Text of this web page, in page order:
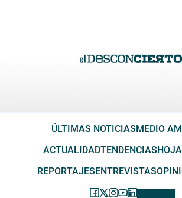
ÚLTIMAS NOTICIASMEDIO
ACTUALIDADTENDENCIAS
REPORTAJESENTREVISTAS